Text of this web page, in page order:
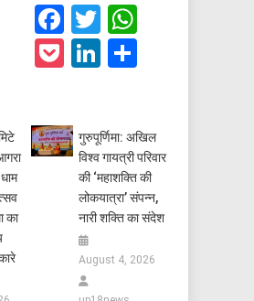
WhatsApp
Facebook
Twitter
PocketLinkedIn
का
गुरुपूर्णिमा: अखिल
विश्व गायत्री परिवार
की ‘महाशक्ति की
लोकयात्रा’ संपन्न,
नारी शक्ति का संदेश
August 4, 2026